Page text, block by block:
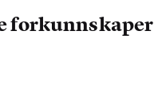
forkunnskaper